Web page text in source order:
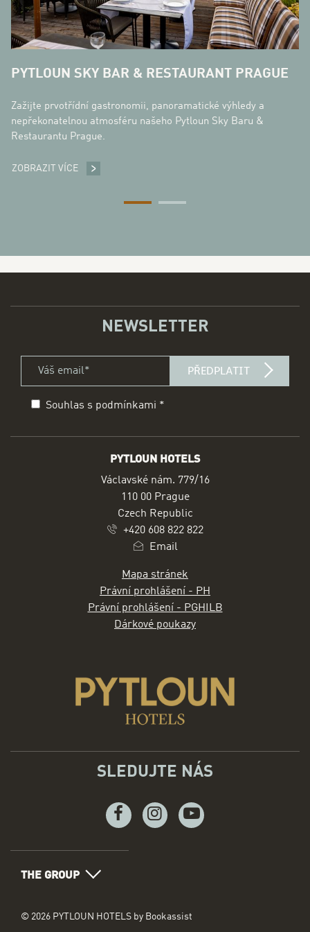
PYTLOUN SKY BAR & RESTAURANT PRAGUE
Zažijte prvotřídní gastronomii, panoramatické výhledy a
nepřekonatelnou atmosféru našeho Pytloun Sky Baru &
Restaurantu Prague.
ZOBRAZIT VÍCE PYTLOUN SKY BAR & RESTAURANT PRAGUE
NEWSLETTER
Váš email * PŘEDPLATIT
Prohlášení
Souhlas s podmínkami *
PYTLOUN HOTELS
Václavské nám. 779/16
110 00 Prague
Czech Republic
+420 608 822 822
Email
Mapa stránek
Právní prohlášení - PH
Právní prohlášení - PGHILB
Dárkové poukazy
SLEDUJTE NÁS
FacebookInstagramYoutube
THE GROUP
© 2026 PYTLOUN HOTELS by Bookassist